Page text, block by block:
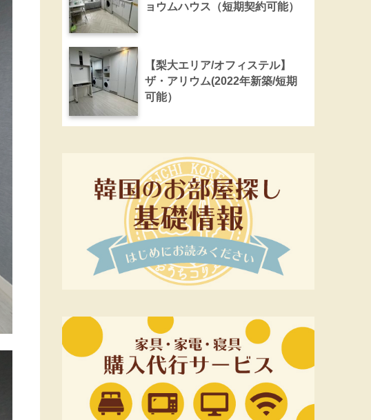
ョウムハウス（短期契約可能）
【梨大エリア/オフィステル】
ザ・アリウム(2022年新築/短期
可能）